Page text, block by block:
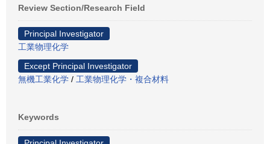
Review Section/Research Field
Principal Investigator
工業物理化学
Except Principal Investigator
無機工業化学 / 工業物理化学・複合材料
Keywords